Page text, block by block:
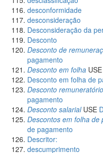
desconformidade
desconsideração
Desconsideração da
Desconto
Desconto de
pagamento
Desconto em folha USE
Desconto em folha de
Desconto remuneratório
pagamento
Desconto salarialUSE
Descontos em folha de
de pagamento
Descritor:
descumprimento